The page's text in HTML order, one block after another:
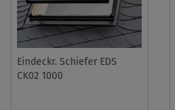
Eindeckr. Schiefer EDS
CK02 1000